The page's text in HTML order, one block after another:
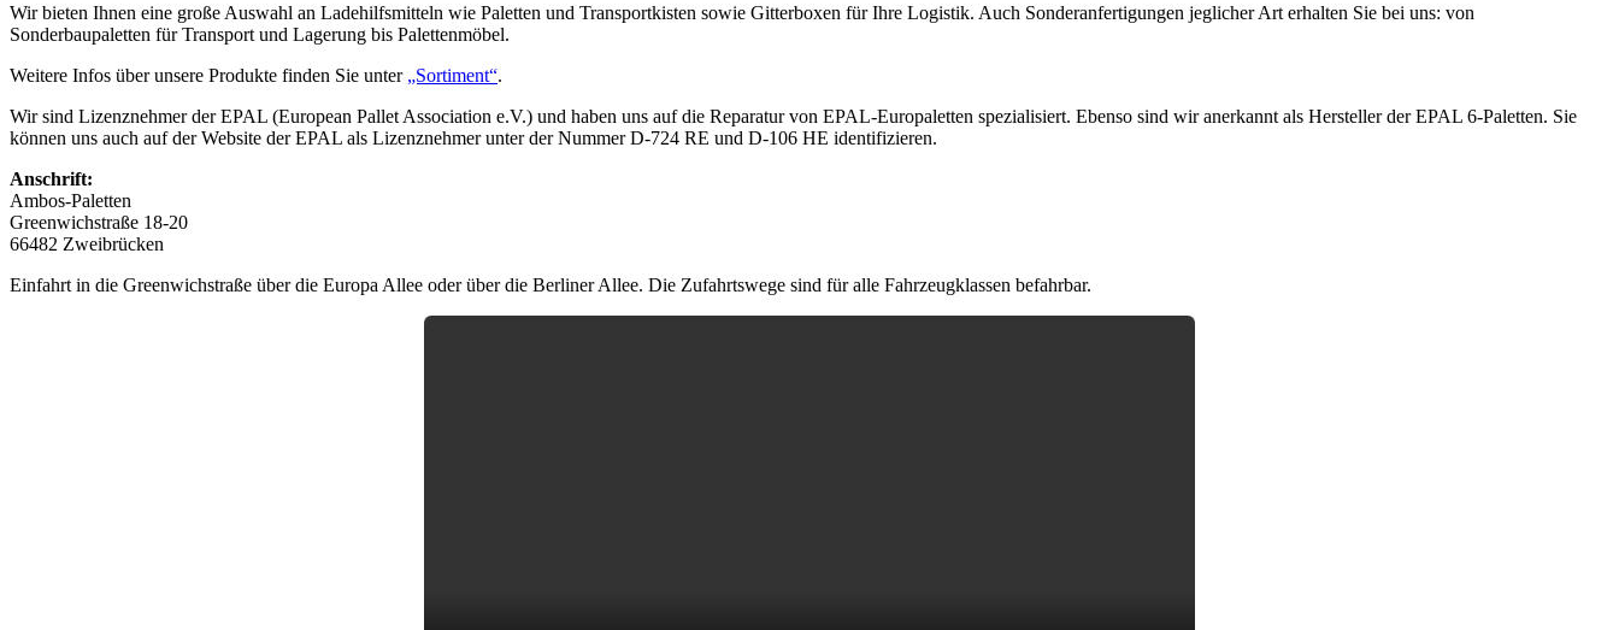
Wir bieten Ihnen eine große Auswahl an Ladehilfsmitteln wie Paletten und Transportkisten sowie Gitterboxen für Ihre Logistik. Auch Sonderanfertigungen jeglicher Art erhalten Sie bei uns: von
Sonderbaupaletten für Transport und Lagerung bis Palettenmöbel.
Weitere Infos über unsere Produkte finden Sie unter „Sortiment“.
Wir sind Lizenznehmer der EPAL (European Pallet Association e.V.) und haben uns auf die Reparatur von EPAL-Europaletten spezialisiert. Ebenso sind wir anerkannt als Hersteller der EPAL 6-Paletten. Sie
können uns auch auf der Website der EPAL als Lizenznehmer unter der Nummer D-724 RE und D-106 HE identifizieren.
Anschrift:
Ambos-Paletten
Greenwichstraße 18-20
66482 Zweibrücken
Einfahrt in die Greenwichstraße über die Europa Allee oder über die Berliner Allee. Die Zufahrtswege sind für alle Fahrzeugklassen befahrbar.